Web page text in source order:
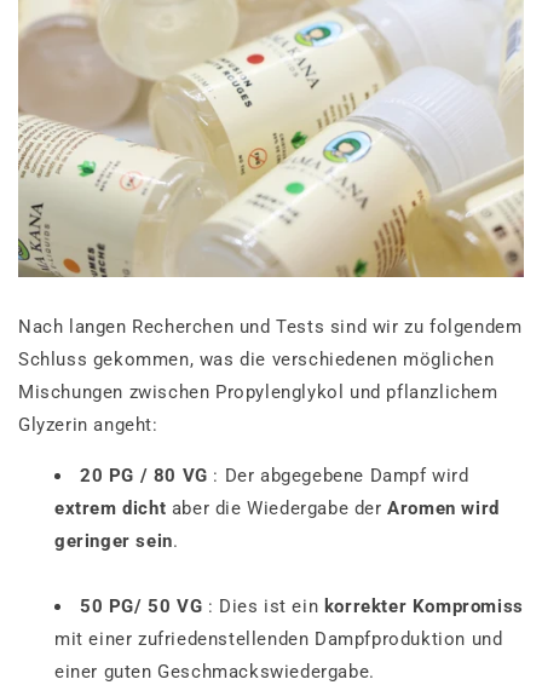
Nach langen Recherchen und Tests sind wir zu folgendem
Schluss gekommen, was die verschiedenen möglichen
Mischungen zwischen Propylenglykol und pflanzlichem
Glyzerin angeht:
20 PG / 80 VG : Der abgegebene Dampf wird
extrem dicht aber die Wiedergabe derAromen wird
geringer sein.
50 PG/ 50 VG : Dies ist ein korrekter Kompromiss
mit einer zufriedenstellenden Dampfproduktion und
einer guten Geschmackswiedergabe.